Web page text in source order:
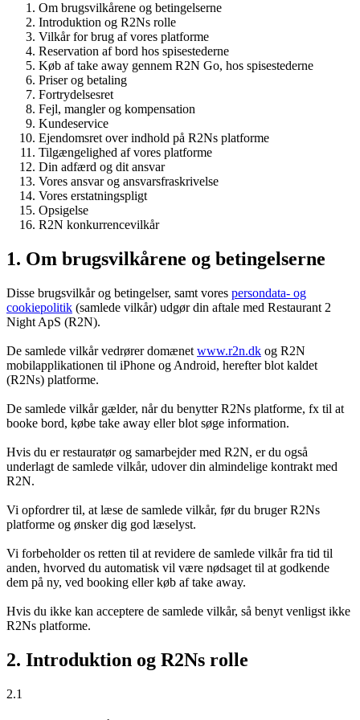
Om brugsvilkårene og betingelserne
Introduktion og R2Ns rolle
Vilkår for brug af vores platforme
Reservation af bord hos spisestederne
Køb af take away gennem R2N Go, hos spisestederne
Priser og betaling
Fortrydelsesret
Fejl, mangler og kompensation
Kundeservice
Ejendomsret over indhold på R2Ns platforme
Tilgængelighed af vores platforme
Din adfærd og dit ansvar
Vores ansvar og ansvarsfraskrivelse
Vores erstatningspligt
Opsigelse
R2N konkurrencevilkår
1. Om brugsvilkårene og betingelserne
Disse brugsvilkår og betingelser, samt vores persondata- og
cookiepolitik (samlede vilkår) udgør din aftale med Restaurant 2
Night ApS (R2N).
De samlede vilkår vedrører domænet www.r2n.dk og R2N
mobilapplikationen til iPhone og Android, herefter blot kaldet
(R2Ns) platforme.
De samlede vilkår gælder, når du benytter R2Ns platforme, fx til at
booke bord, købe take away eller blot søge information.
Hvis du er restauratør og samarbejder med R2N, er du også
underlagt de samlede vilkår, udover din almindelige kontrakt med
R2N.
Vi opfordrer til, at læse de samlede vilkår, før du bruger R2Ns
platforme og ønsker dig god læselyst.
Vi forbeholder os retten til at revidere de samlede vilkår fra tid til
anden, hvorved du automatisk vil være nødsaget til at godkende
dem på ny, ved booking eller køb af take away.
Hvis du ikke kan acceptere de samlede vilkår, så benyt venligst ikke
R2Ns platforme.
2. Introduktion og R2Ns rolle
2.1